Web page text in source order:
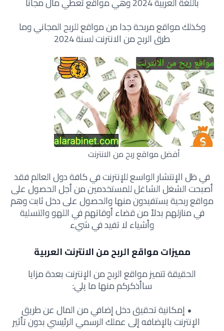
وكذلك مواقع مربحة جدا من مواقع للربح المجاني وما
طرق الربح من الانترنت لسنة 2024
أفضل مواقع ربح من الانترنت
في ظل الإنتشار الواسع للإنترنت في كافة دول العالم فقد
أصبحت الشغل الشاغل للمستخدمين من أجل الحصول على
مواقع ربحية يستفيدون منها والحصول على دخل ثابت وهم
في منازلهم بدلاً من قضاء أوقاتهم في اللهو والتسلية
وأشياء لا تفيد في شيء
مميزات مواقع الربح من الانترنت العربية
الحقيقة تتميز مواقع الربح من الإنترنت بعدة مزايا
ساأذكركم منها ما يلي:
إمكانية تحقيق دخل إضافي من المال عن طريق
الإنترنت بالإضافه إلى عملك الرسمي الرئيسي بدون تأثير